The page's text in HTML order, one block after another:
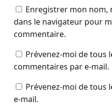
Enregistrer mon nom,
dans le navigateur pour
commentaire.
Prévenez-moi de tous
commentaires par e-mail.
Prévenez-moi de tous
e-mail.